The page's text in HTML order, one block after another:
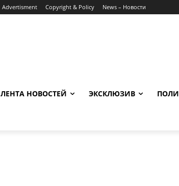
Advertisment Copyright & Policy News – Новости
ЛЕНТА НОВОСТЕЙ ЭКСКЛЮЗИВ